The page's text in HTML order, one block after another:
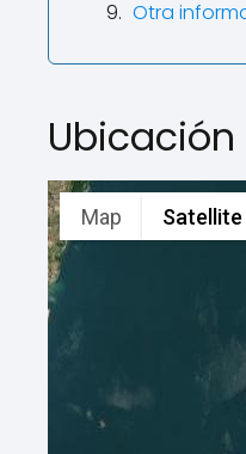
Otra
Ubicación
Map Satellite